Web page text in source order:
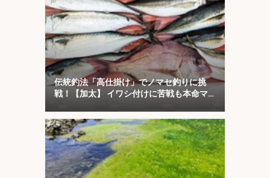
伝統釣法「高仕掛け」でノマセ釣りに挑
戦！【加太】 イワシ付けに苦戦も本命マ